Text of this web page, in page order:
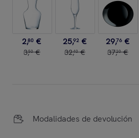
2,80 €
3,50 €
25,92 €
32,40 €
29,76 €
37,20 €
Modalidades de devolución